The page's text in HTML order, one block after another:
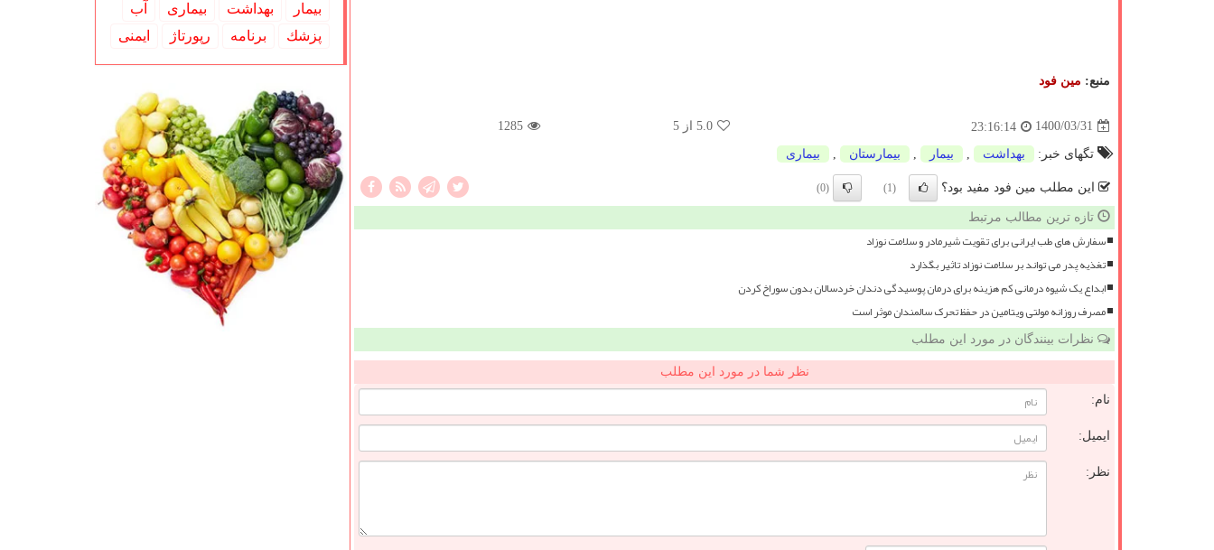
منبع: مین فود
1400/03/31
23:16:14
5.0 از 5 1285
تگهای خبر: بهداشت بیمار بیمارستان بیماری
این مطلب مین فود مفید بود؟ (1)
(0)
تازه ترین مطالب مرتبط
سفارش های طب ایرانی برای تقویت شیرمادر و سلامت نوزاد
تغذیه پدر می تواند بر سلامت نوزاد تاثیر بگذارد
ابداع یک شیوه درمانی کم هزینه برای درمان پوسیدگی دندان خردسالان بدون سوراخ کردن
مصرف روزانه مولتی ویتامین در حفظ تحرک سالمندان موثر است
نظرات بینندگان در مورد این مطلب
نظر شما در مورد این مطلب
نام:
ایمیل:
نظر:
بیمار بهداشت بیماری
آب
پزشك
برنامه رپورتاژ ایمنی